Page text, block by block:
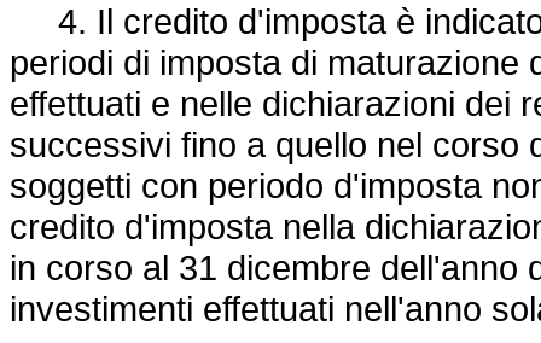
4. Il credito d'imposta è
periodi di imposta di maturazione
effettuati e nelle dichiarazioni dei
successivi fino a quello nel corso
soggetti con periodo d'imposta
credito d'imposta nella
in corso al 31 dicembre dell'anno
investimenti effettuati nell'anno